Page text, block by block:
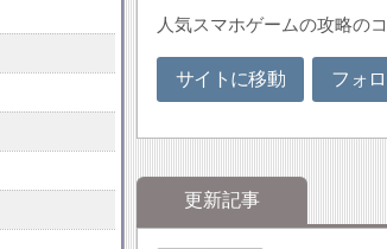
人気スマホゲームの攻略の
サイトに移動 フォ
更新記事